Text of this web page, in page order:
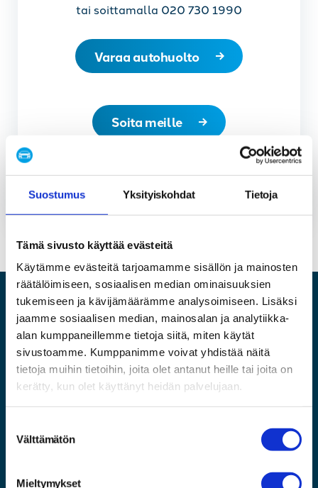
Suostumus Yksityiskohdat Tietoja
Tämä sivusto käyttää evästeitä
Käytämme evästeitä tarjoamamme sisällön ja mainosten
räätälöimiseen, sosiaalisen median ominaisuuksien
tukemiseen ja kävijämäärämme analysoimiseen. Lisäksi
jaamme sosiaalisen median, mainosalan ja analytiikka-
alan kumppaneillemme tietoja siitä, miten käytät
sivustoamme. Kumppanimme voivat yhdistää näitä
tietoja muihin tietoihin, joita olet antanut heille tai joita on
kerätty, kun olet käyttänyt heidän palvelujaan.
Välttämätön
Mieltymykset
tai soittamalla 020 730 1990
Varaa autohuolto
Soita meille
Pyydä tarjous
Varaa autohuolto